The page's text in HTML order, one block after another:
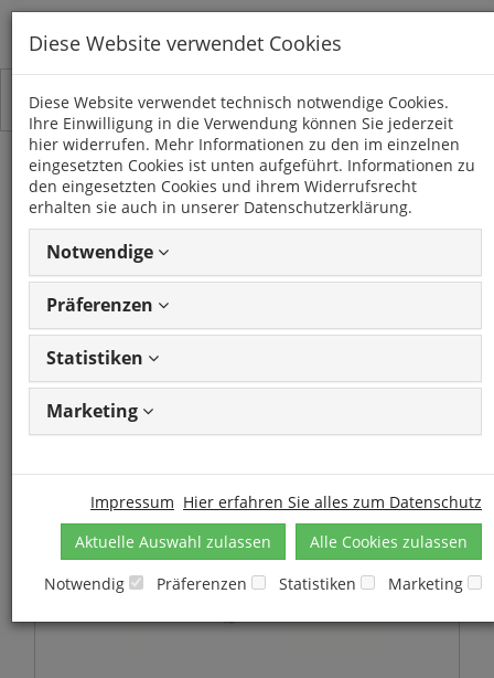
Toggle
navigation
Kategorien
HYUNDAI
10 Artikel
Artikel1 - 10 von 10
Artikeln
Ansicht
Diese Website verwendet Cookies
Diese Website verwendet technisch notwendige Cookies.
Ihre Einwilligung in die Verwendung können Sie jederzeit
hier widerrufen. Mehr Informationen zu den im einzelnen
eingesetzten Cookies ist unten aufgeführt. Informationen zu
den eingesetzten Cookies und ihrem Widerrufsrecht
erhalten sie auch in unserer Datenschutzerklärung.
Notwendige
Präferenzen
Statistiken
Marketing
Impressum Hier erfahren Sie alles zum Datenschutz
Aktuelle Auswahl zulassen
Alle Cookies zulassen
Notwendig
Präferenzen Statistiken Marketing